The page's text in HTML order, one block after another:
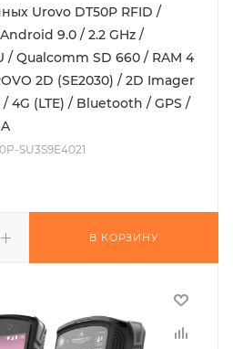
Urovo DT50P RFID /
9.0 / 2.2 GHz /
/ Qualcomm SD 660 / RAM 4
2D (SE2030) / 2D Imager
/ 4G (LTE) / Bluetooth / GPS /
SU3S9E4021
В КОРЗИНУ